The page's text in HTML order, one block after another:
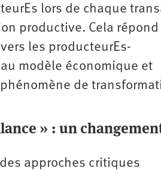
lors de chaque
productive. Cela répond
les producteurEs-
modèle économique et
de
» : un
approches critiques